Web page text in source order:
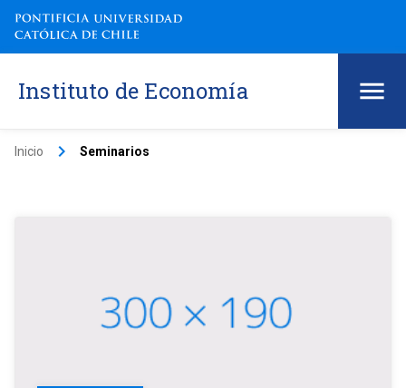
Instituto de Economía
Inicio keyboard_arrow_right Seminarios